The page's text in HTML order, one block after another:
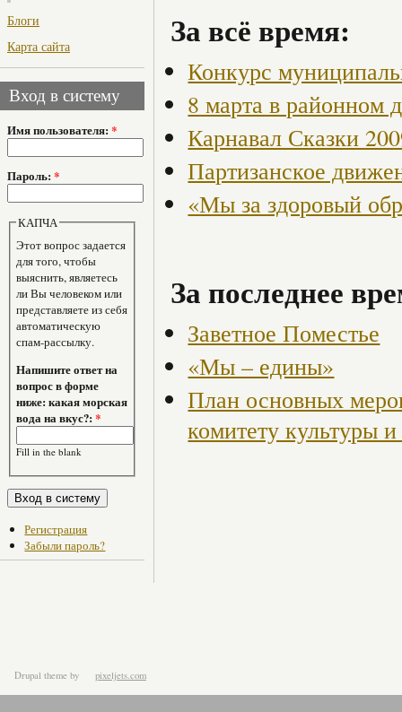
Блоги
Карта сайта
Вход в систему
Имя пользователя: *
Пароль: *
КАПЧА
Этот вопрос задается
для того, чтобы
выяснить, являетесь
ли Вы человеком или
представляете из себя
автоматическую
спам-рассылку.
Напишите ответ на
вопрос в форме
ниже: какая морская
вода на вкус?:*
Fill in the blank
Регистрация
Забыли пароль?
За всё время:
Конкурс
8 марта в районном
Карнавал Сказки
Партизанское
«Мы за здоровый
За последнее
Заветное Поместье
«Мы – едины»
План основных
комитету культуры
Drupal theme by pixeljets.com